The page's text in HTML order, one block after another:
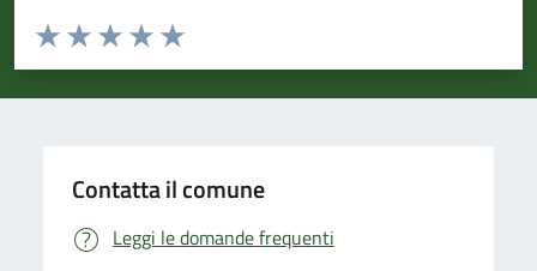
Valuta da 1 a 5 stelle la pagina
Valuta 5 stelle su 5
Valuta 4 stelle su 5
Valuta 3 stelle su 5
Valuta 2 stelle su 5
Valuta 1 stelle su 5
Contatta il comune
Leggi le domande frequenti